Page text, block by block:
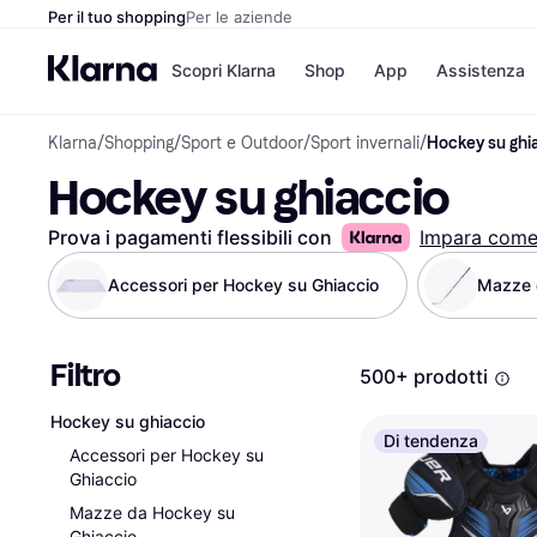
Per il tuo shoppingPer le aziende
Scopri Klarna
Opzioni di
Opzioni di pagamento
Paga ora
Paga in 3 rate
Paga dopo 30 giorni
Finanziamento
Shop
Negozi
eBay
Zalando
Elenco negozi
App Assistenza
Klarna/Shopping/Sport e Outdoor/Sport invernali/Hockey su
Hockey su ghiaccio
Prova i pagamenti flessibili con Impara come
Accessori per Hockey su Ghiaccio Mazze
Filtro
Hockey su ghiaccio
Accessori per Hockey su
Ghiaccio
Mazze da Hockey su
500+ prodotti
Di tendenza